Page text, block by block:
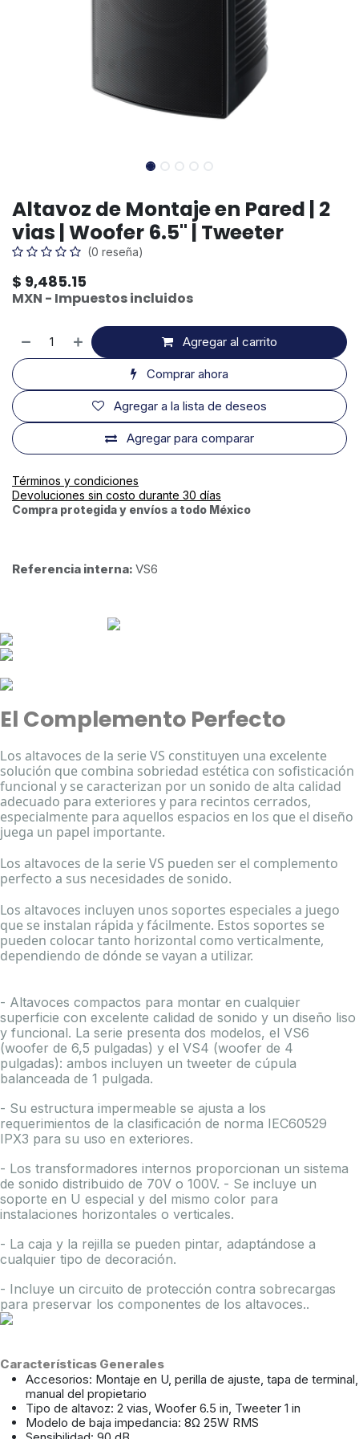
Altavoz de Montaje en Pared | 2
vias | Woofer 6.5" | Tweeter
(0 reseña)
$ 9,485.15
MXN - Impuestos incluidos
Agregar al carrito
Comprar ahora
Agregar para comparar
Agregar a la lista de deseos
Términos y condiciones
Devoluciones sin costo durante 30 días
Compra protegida y envíos a todo México
Referencia interna: VS6
El Complemento Perfecto
Los altavoces de la serie VS constituyen una excelente
solución que combina sobriedad estética con sofisticación
funcional y se caracterizan por un sonido de alta calidad
adecuado para exteriores y para recintos cerrados,
especialmente para aquellos espacios en los que el diseño
juega un papel importante.
Los altavoces de la serie VS pueden ser el complemento
perfecto a sus necesidades de sonido.
Los altavoces incluyen unos soportes especiales a juego
que se instalan rápida y fácilmente. Estos soportes se
pueden colocar tanto horizontal como verticalmente,
dependiendo de dónde se vayan a utilizar.
- Altavoces compactos para montar en cualquier
superficie con excelente calidad de sonido y un diseño liso
y funcional. La serie presenta dos modelos, el VS6
(woofer de 6,5 pulgadas) y el VS4 (woofer de 4
pulgadas): ambos incluyen un tweeter de cúpula
balanceada de 1 pulgada.
- Su estructura impermeable se ajusta a los
requerimientos de la clasificación de norma IEC60529
IPX3 para su uso en exteriores.
- Los transformadores internos proporcionan un sistema
de sonido distribuido de 70V o 100V. - Se incluye un
soporte en U especial y del mismo color para
instalaciones horizontales o verticales.
- La caja y la rejilla se pueden pintar, adaptándose a
cualquier tipo de decoración.
- Incluye un circuito de protección contra sobrecargas
para preservar los componentes de los altavoces..
Características Generales
Accesorios: Montaje en U, perilla de ajuste, tapa de terminal,
manual del propietario
Tipo de altavoz: 2 vias, Woofer 6.5 in, Tweeter 1 in
Modelo de baja impedancia: 8Ω 25W RMS